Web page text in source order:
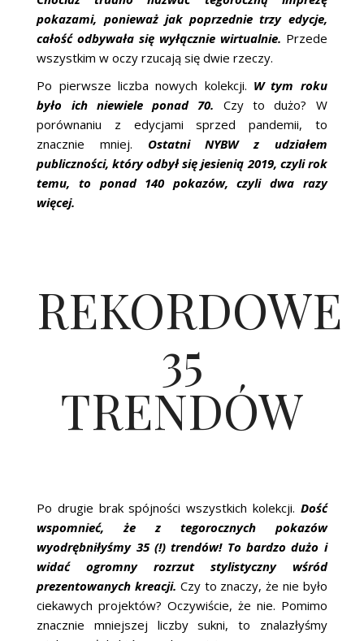
pokazami, ponieważ jak poprzednie trzy edycje,
całość odbywała się wyłącznie wirtualnie. Przede
wszystkim w oczy rzucają się dwie rzeczy.
Po pierwsze liczba nowych kolekcji. W tym roku
było ich niewiele ponad 70. Czy to dużo? W
porównaniu z edycjami sprzed pandemii, to
znacznie mniej. Ostatni NYBW z udziałem
publiczności, który odbył się jesienią 2019, czyli rok
temu, to ponad 140 pokazów, czyli dwa razy
więcej.
REKORDOWE
35
TRENDÓW
Po drugie brak spójności wszystkich kolekcji. Dość
wspomnieć, że z tegorocznych pokazów
wyodrębniłyśmy 35 (!) trendów! To bardzo dużo i
widać ogromny rozrzut stylistyczny wśród
prezentowanych kreacji. Czy to znaczy, że nie było
ciekawych projektów? Oczywiście, że nie. Pomimo
znacznie mniejszej liczby sukni, to znalazłyśmy